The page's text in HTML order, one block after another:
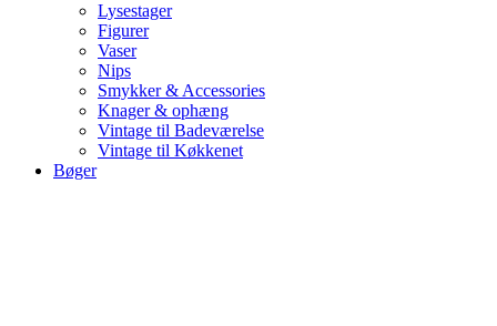
Lysestager
Figurer
Vaser
Nips
Smykker & Accessories
Knager & ophæng
Vintage til Badeværelse
Vintage til Køkkenet
Bøger